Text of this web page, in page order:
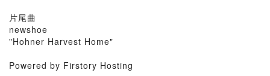
片尾曲
newshoe
"Hohner Harvest Home"
Powered by Firstory Hosting